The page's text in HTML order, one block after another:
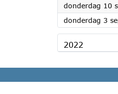
donderdag 10
donderdag 3
2022